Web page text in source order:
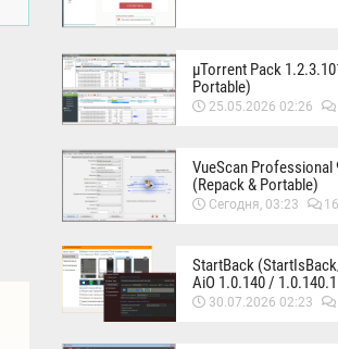
µTorrent Pack
Portable)
25.05.2026 02:26
VueScan Professional
(Repack & Portable)
Сегодня, 03:23
StartBack
AiO 1.0.140 /
30.07.2026 02:23